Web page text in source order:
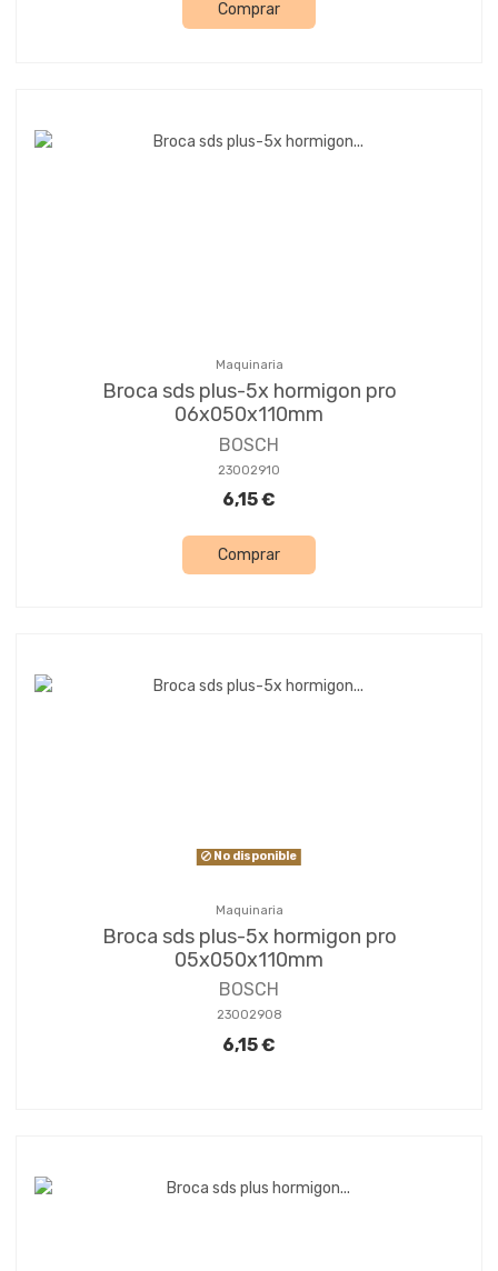
Comprar
Maquinaria
Broca sds plus-5x hormigon pro
06x050x110mm
BOSCH
23002910
6,15 €
Comprar
No disponible
Maquinaria
Broca sds plus-5x hormigon pro
05x050x110mm
BOSCH
23002908
6,15 €